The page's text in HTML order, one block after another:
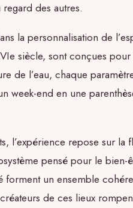
des autres.
la personnalisation de
siècle, sont conçues
de l’eau, chaque
week-end en une
l’expérience repose sur
pensé pour le bien-
forment un ensemble
de ces lieux